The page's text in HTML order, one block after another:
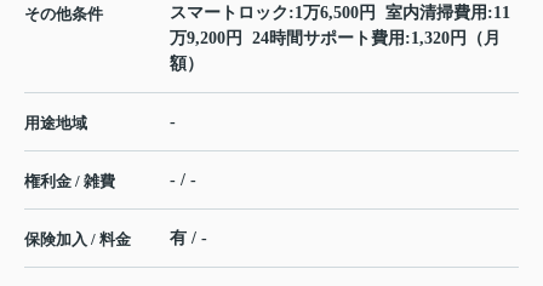
その他条件
スマートロック:1万6,500円 室内清掃費用:11
万9,200円 24時間サポート費用:1,320円（月
額）
用途地域 -
権利金 / 雑費 - / -
保険加入 / 料金 有 / -